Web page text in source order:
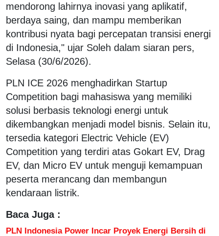
mendorong lahirnya inovasi yang aplikatif,
berdaya saing, dan mampu memberikan
kontribusi nyata bagi percepatan transisi energi
di Indonesia," ujar Soleh dalam siaran pers,
Selasa (30/6/2026).
PLN ICE 2026 menghadirkan Startup
Competition bagi mahasiswa yang memiliki
solusi berbasis teknologi energi untuk
dikembangkan menjadi model bisnis. Selain itu,
tersedia kategori Electric Vehicle (EV)
Competition yang terdiri atas Gokart EV, Drag
EV, dan Micro EV untuk menguji kemampuan
peserta merancang dan membangun
kendaraan listrik.
Baca Juga :
PLN Indonesia Power Incar Proyek Energi Bersih di